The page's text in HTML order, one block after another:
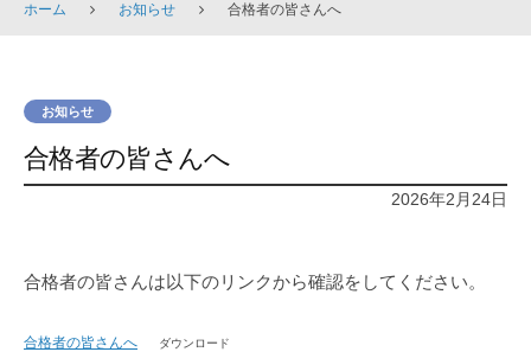
ホーム お知らせ 合格者の皆さんへ
お知らせ
合格者の皆さんへ
2026年2月24日
合格者の皆さんは以下のリンクから確認をしてください。
合格者の皆さんへ ダウンロード